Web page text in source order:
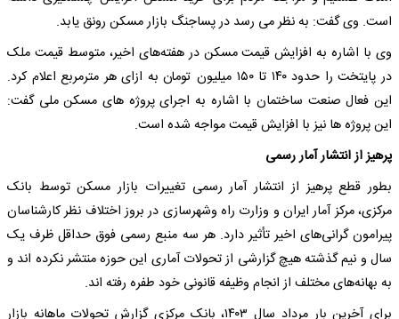
است. وی گفت: به نظر می رسد در پساجنگ بازار مسکن رونق یابد.
وی با اشاره به افزایش قیمت مسکن در هفته‌های اخیر، متوسط قیمت ملک
در پایتخت را حدود ۱۴۰ تا ۱۵۰ میلیون تومان به ازای هر مترمربع اعلام کرد.
این فعال صنعت ساختمان با اشاره به اجرای پروژه های مسکن ملی گفت:
این پروژه ها نیز با افزایش قیمت مواجه شده است.
پرهیز از انتشار آمار رسمی
بطور قطع پرهیز از انتشار آمار رسمی تغییرات بازار مسکن توسط بانک
مرکزی، مرکز آمار ایران و وزارت راه وشهرسازی در بروز اختلاف نظر کارشناسان
پیرامون گرانی‌های اخیر تأثیر دارد. هر سه منبع رسمی فوق حداقل ظرف یک
سال و نیم گذشته هیچ گزارشی از تحولات آماری این حوزه منتشر نکرده اند و
به بهانه‌های مختلف از انجام وظیفه قانونی خود طفره رفته اند.
برای آخرین بار مرداد سال ۱۴۰۳، بانک مرکزی گزارش تحولات ماهانه بازار